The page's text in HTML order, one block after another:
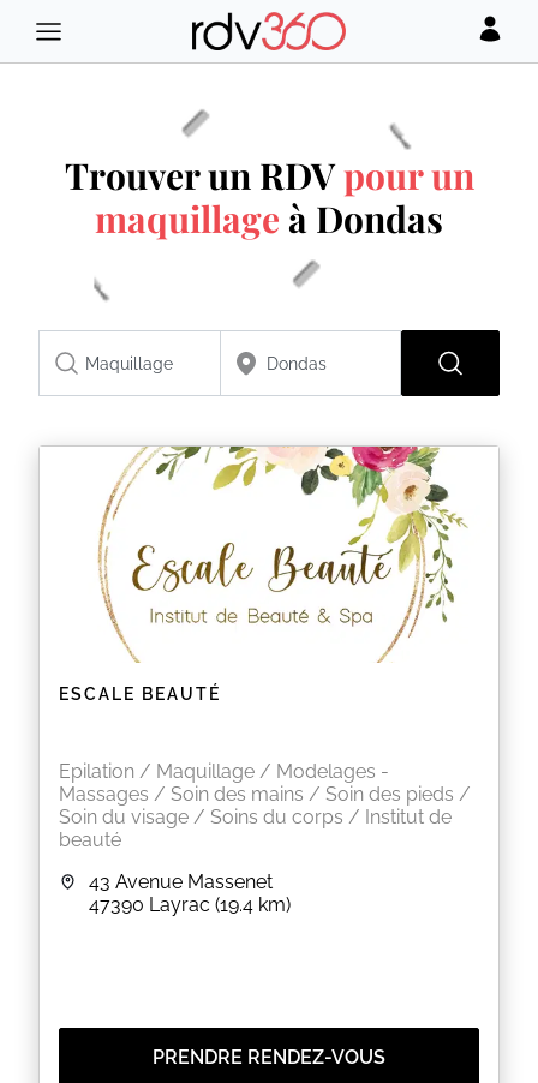
Trouver un RDVpour un
maquillage à Dondas
ESCALE BEAUTÉ
Epilation / Maquillage / Modelages -
Massages / Soin des mains / Soin des pieds /
Soin du visage / Soins du corps / Institut de
beauté
43 Avenue Massenet
47390 Layrac (19.4 km)
PRENDRE RENDEZ-VOUS